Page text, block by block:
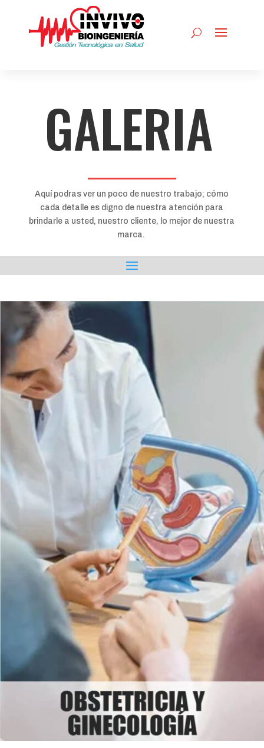
GALERIA
Aquí podras ver un poco de nuestro trabajo; cómo
cada detalle es digno de nuestra atención para
brindarle a usted, nuestro cliente, lo mejor de nuestra
marca.